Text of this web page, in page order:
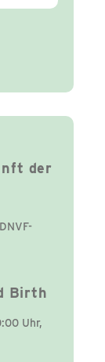
der
Birth
Uhr,